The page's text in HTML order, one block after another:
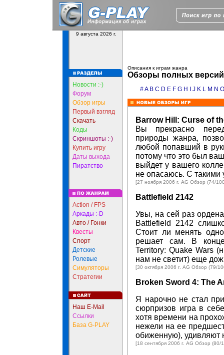
9 августа 2026 г.
Новости :-)
Форум
Обзор игры
Первый взгляд
Скачать
Коды
Скриншоты :-)
Купить игру
Даты выхода
Пиратство
Action / FPS
Аркады :-D
Авто / Гонки
Квесты
Спорт
Детские
Ролевые
Симуляторы
Стратегии
Наш E-Mail
Ссылки
База G-PLAY
Описания к играм жанра
Обзоры полных версий
#A B C D E F G H J K L M N O
Barrow Hill: Curse of
Вы прекрасно
природы жанра,
любой попавший в
потому что это был
выйдет у вашего
не опасаюсь. С такими
[27 ноября 2006 г. AG Обзор (74/
Battlefield 2142
Увы, на сей раз
Battlefield 2142
Стоит ли менять
решает сам. В
Territory: Quake Wars
нам не светит) еще
[30 октября 2006 г. AG Обзор (79/
Broken Sword 4: The
Я нарочно не стал
сюрпризов игра в
хотя времени на
нежели на ее
обиженную), удивляют
[18 сентября 2006 г. AG Обзор (80/